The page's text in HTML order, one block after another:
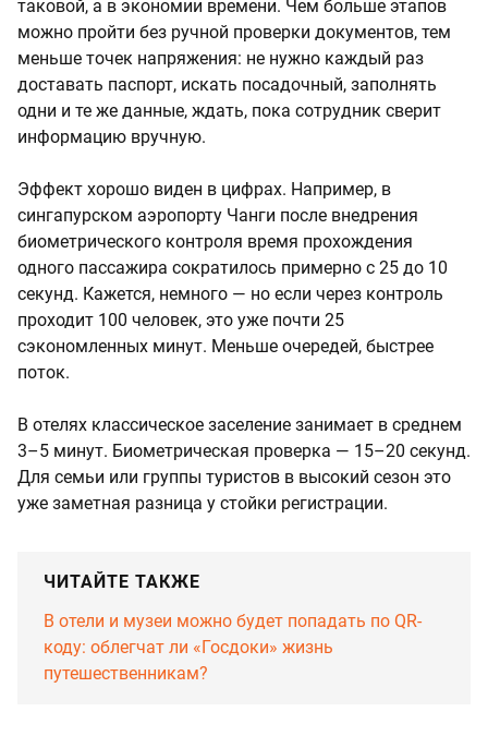
таковой, а в экономии времени. Чем больше этапов
можно пройти без ручной проверки документов, тем
меньше точек напряжения: не нужно каждый раз
доставать паспорт, искать посадочный, заполнять
одни и те же данные, ждать, пока сотрудник сверит
информацию вручную.
Эффект хорошо виден в цифрах. Например, в
сингапурском аэропорту Чанги после внедрения
биометрического контроля время прохождения
одного пассажира сократилось примерно с 25 до 10
секунд. Кажется, немного — но если через контроль
проходит 100 человек, это уже почти 25
сэкономленных минут. Меньше очередей, быстрее
поток.
В отелях классическое заселение занимает в среднем
3–5 минут. Биометрическая проверка — 15–20 секунд.
Для семьи или группы туристов в высокий сезон это
уже заметная разница у стойки регистрации.
ЧИТАЙТЕ ТАКЖЕ
В отели и музеи можно будет попадать по QR-
коду: облегчат ли «Госдоки» жизнь
путешественникам?